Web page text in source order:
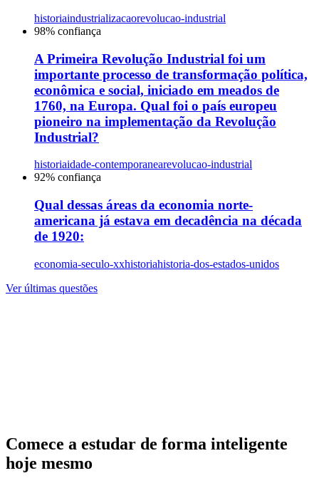
historiaindustrializacaorevolucao-industrial
98% confiança
A Primeira Revolução Industrial foi um
importante processo de transformação política,
econômica e social, iniciado em meados de
1760, na Europa. Qual foi o país europeu
pioneiro na implementação da Revolução
Industrial?
historiaidade-contemporanearevolucao-industrial
92% confiança
Qual dessas áreas da economia norte-
americana já estava em decadência na década
de 1920:
economia-seculo-xxhistoriahistoria-dos-estados-unidos
Ver últimas questões
Comece a estudar de forma inteligente
hoje mesmo